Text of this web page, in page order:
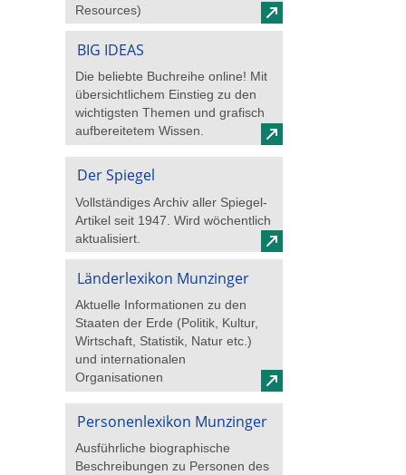
Resources)
BIG IDEAS
Die beliebte Buchreihe online! Mit
übersichtlichem Einstieg zu den
wichtigsten Themen und grafisch
aufbereitetem Wissen.
Der Spiegel
Vollständiges Archiv aller Spiegel-
Artikel seit 1947. Wird wöchentlich
aktualisiert.
Länderlexikon Munzinger
Aktuelle Informationen zu den
Staaten der Erde (Politik, Kultur,
Wirtschaft, Statistik, Natur etc.)
und internationalen
Organisationen
Personenlexikon Munzinger
Ausführliche biographische
Beschreibungen zu Personen des